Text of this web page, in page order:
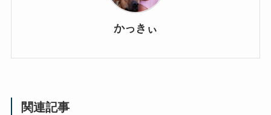
かっきぃ
関連記事